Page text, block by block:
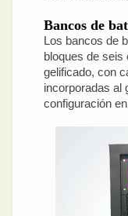
Bancos de
Los bancos de
bloques de seis
gelificado, con
incorporadas al
configuración